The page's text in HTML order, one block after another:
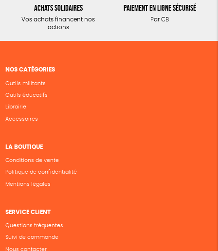
Achats solidaires
Vos achats financent nos
actions
Paiement en ligne sécurisé
Par CB
NOS CATÉGORIES
Outils militants
Outils éducatifs
Librairie
Accessoires
LA BOUTIQUE
Conditions de vente
Politique de confidentialité
Mentions légales
SERVICE CLIENT
Questions fréquentes
Suivi de commande
Nous contacter